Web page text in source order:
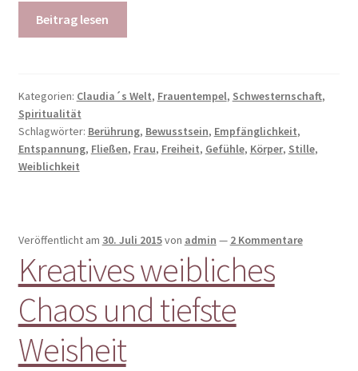
Beitrag lesen
Kategorien: Claudia´s Welt, Frauentempel, Schwesternschaft,
Spiritualität
Schlagwörter: Berührung, Bewusstsein, Empfänglichkeit,
Entspannung, Fließen, Frau, Freiheit, Gefühle, Körper, Stille,
Weiblichkeit
Veröffentlicht am 30. Juli 2015von admin — 2 Kommentare
Kreatives weibliches
Chaos und tiefste
Weisheit